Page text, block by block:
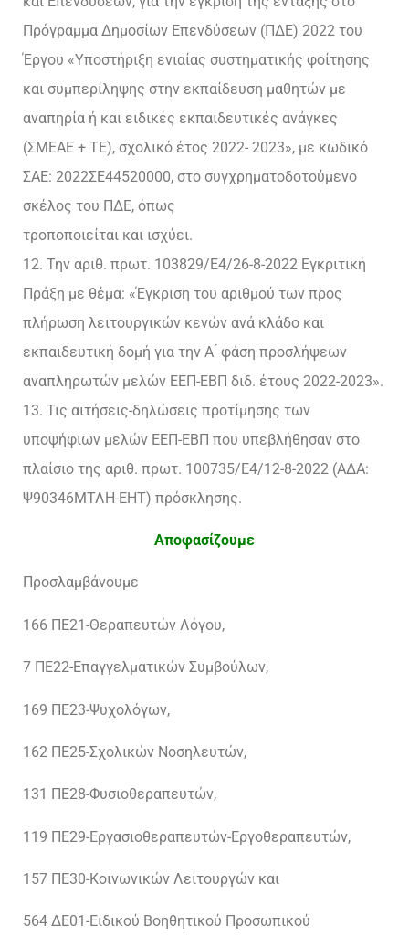
Πρόγραμμα Δημοσίων Επενδύσεων (ΠΔΕ) 2022 του
Έργου «Υποστήριξη ενιαίας συστηματικής φοίτησης
και συμπερίληψης στην εκπαίδευση μαθητών με
αναπηρία ή και ειδικές εκπαιδευτικές ανάγκες
(ΣΜΕΑΕ + ΤΕ), σχολικό έτος 2022- 2023», με κωδικό
ΣΑΕ: 2022ΣΕ44520000, στο συγχρηματοδοτούμενο
σκέλος του ΠΔΕ, όπως
τροποποιείται και ισχύει.
12. Την αριθ. πρωτ. 103829/Ε4/26-8-2022 Εγκριτική
Πράξη με θέμα: «Έγκριση του αριθμού των προς
πλήρωση λειτουργικών κενών ανά κλάδο και
εκπαιδευτική δομή για την Α ́ φάση προσλήψεων
αναπληρωτών μελών ΕΕΠ-ΕΒΠ διδ. έτους 2022-2023».
13. Τις αιτήσεις-δηλώσεις προτίμησης των
υποψήφιων μελών ΕΕΠ-ΕΒΠ που υπεβλήθησαν στο
πλαίσιο της αριθ. πρωτ. 100735/Ε4/12-8-2022 (ΑΔΑ:
Ψ90346ΜΤΛΗ-ΕΗΤ) πρόσκλησης.
Αποφασίζουμε
Προσλαμβάνουμε
166 ΠΕ21-Θεραπευτών Λόγου,
7 ΠΕ22-Επαγγελματικών Συμβούλων,
169 ΠΕ23-Ψυχολόγων,
162 ΠΕ25-Σχολικών Νοσηλευτών,
131 ΠΕ28-Φυσιοθεραπευτών,
119 ΠΕ29-Εργασιοθεραπευτών-Εργοθεραπευτών,
157 ΠΕ30-Κοινωνικών Λειτουργών και
564 ΔΕ01-Ειδικού Βοηθητικού Προσωπικού